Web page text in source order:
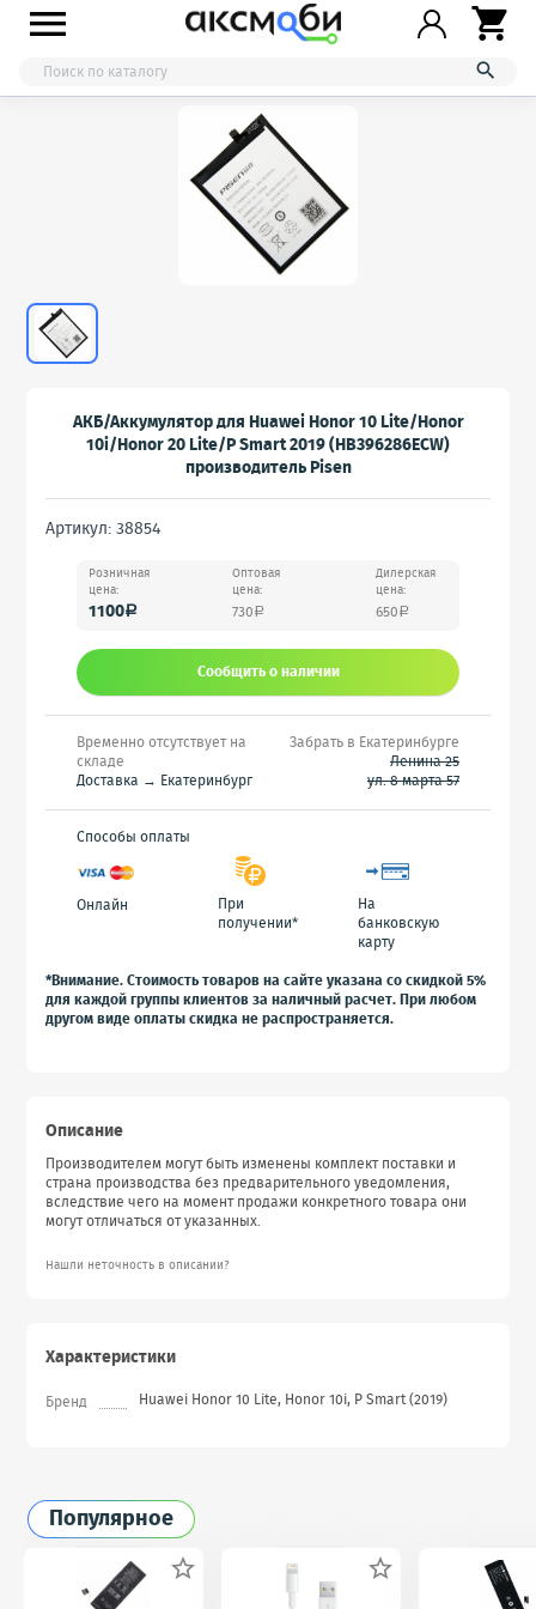



АКБ/Аккумулятор для Huawei Honor 10 Lite/Honor
10i/Honor 20 Lite/P Smart 2019 (HB396286ECW)
производитель Pisen
Артикул: 38854
Розничная
цена:
1100a
Оптовая
цена:
730 a
Дилерская
цена:
650 a
Сообщить o наличии
Временно отсутствует на
складе
Доставка → Екатеринбург
Забрать в Екатеринбурге
Ленина 25
ул. 8 марта 57
Способы оплаты
Онлайн
При
получении*
На
банковскую
карту
*Внимание. Стоимость товаров на сайте указана со скидкой 5%
для каждой группы клиентов за наличный расчет. При любом
другом виде оплаты скидка не распространяется.
Описание
Производителем могут быть изменены комплект поставки и
страна производства без предварительного уведомления,
вследствие чего на момент продажи конкретного товара они
могут отличаться от указанных.
Нашли неточность в описании?
Характеристики
Бренд Huawei Honor 10 Lite, Honor 10i, P Smart (2019)
Популярное
 